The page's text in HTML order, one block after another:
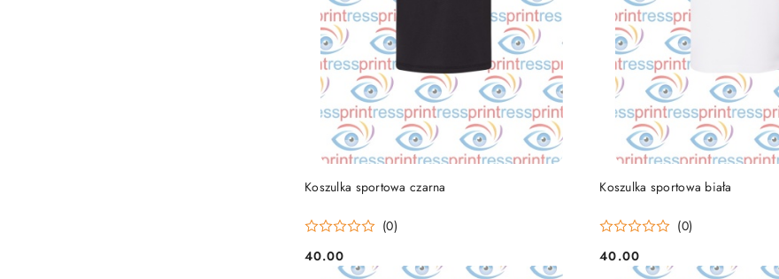
Koszulka sportowa czarna
(0)
Cena:
40.00
Koszulka sportowa biała
(0)
Cena:
40.00
DO KOSZYKA